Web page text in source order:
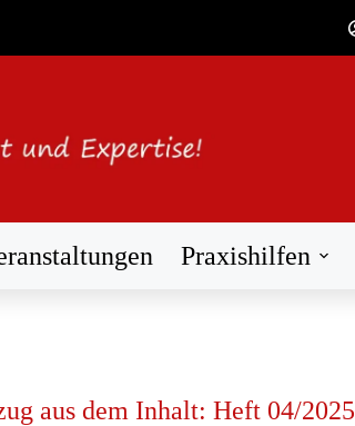
Praxishilfen
aus dem Inhalt: Heft 04/2025